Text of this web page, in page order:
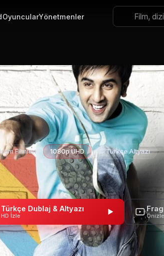
OyuncularYönetmenler
Filmleri 1080p UHD Türkçe Altyazı
Türkçe Dublaj & Altyazı
HD İzle